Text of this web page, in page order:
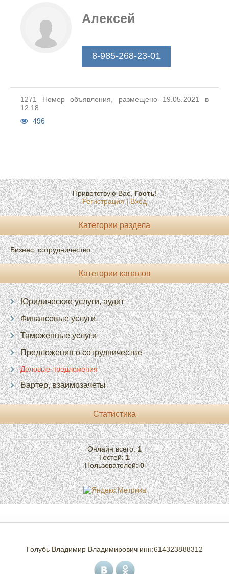
Алексей
8-985-268-23-01
1271 Номер объявления, размещено 19.05.2021 в
12:18
496
Приветствую Вас,Гость!
Регистрация|Вход
Категории раздела
Бизнес, сотрудничество
Категории каналов
Юридические услуги, аудит
Финансовые услуги
Таможенные услуги
Предложения о сотрудничестве
Деловые предложения
Бартер, взаимозачеты
Статистика
Онлайн всего:1
Гостей:1
Пользователей:0
Голубь Владимир Владимирович инн:614323888312